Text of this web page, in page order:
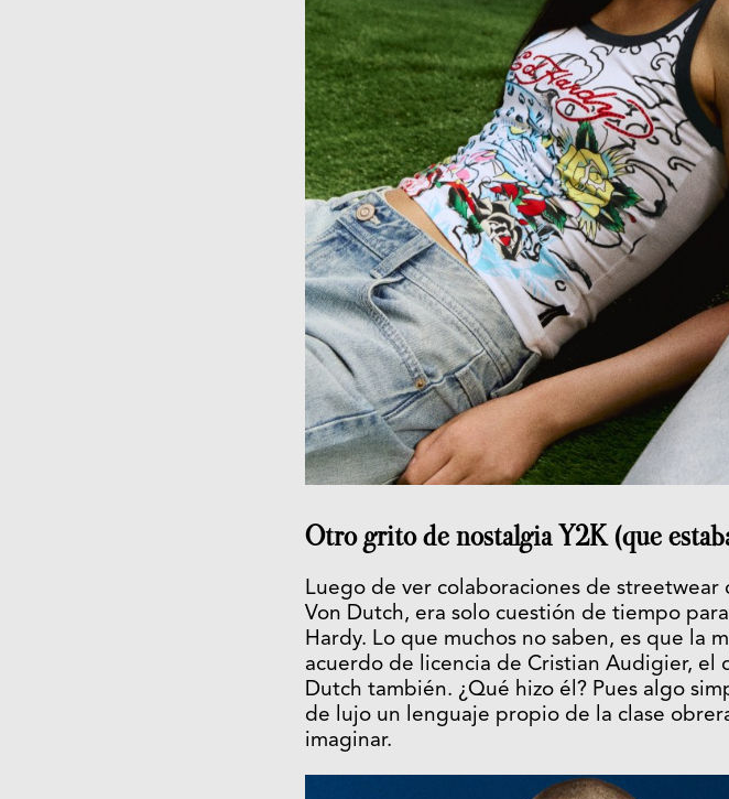
Otro grito de nostalgia Y2K (que
Luego de ver colaboraciones de streetwear
Von Dutch, era solo cuestión de tiempo
Hardy. Lo que muchos no saben, es que la
acuerdo de licencia de Cristian Audigier, el
Dutch también. ¿Qué hizo él? Pues algo
de lujo un lenguaje propio de la clase
imaginar.